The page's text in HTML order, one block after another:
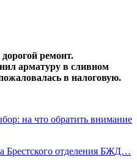
ремонт.
арматуру в сливном
в налоговую.
на что обратить внимание
Брестского отделения БЖД…